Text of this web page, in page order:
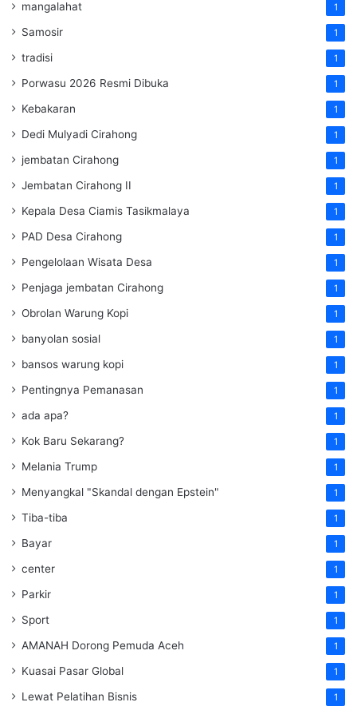
mangalahat 1
Samosir 1
tradisi 1
Porwasu 2026 Resmi Dibuka 1
Kebakaran 1
Dedi Mulyadi Cirahong 1
jembatan Cirahong 1
Jembatan Cirahong II 1
Kepala Desa Ciamis Tasikmalaya 1
PAD Desa Cirahong 1
Pengelolaan Wisata Desa 1
Penjaga jembatan Cirahong 1
Obrolan Warung Kopi 1
banyolan sosial 1
bansos warung kopi 1
Pentingnya Pemanasan 1
ada apa? 1
Kok Baru Sekarang? 1
Melania Trump 1
Menyangkal "Skandal dengan Epstein" 1
Tiba-tiba 1
Bayar 1
center 1
Parkir 1
Sport 1
AMANAH Dorong Pemuda Aceh 1
Kuasai Pasar Global 1
Lewat Pelatihan Bisnis 1